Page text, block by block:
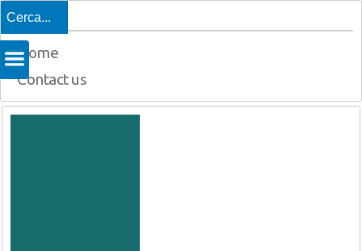
Top
Home
Contact us